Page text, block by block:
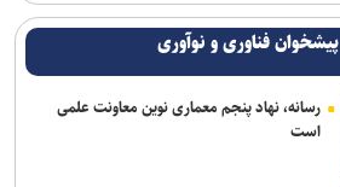
پیشخوان فناوری و نوآوری
رسانه، نهاد پنجم معماری نوین معاونت علمی
است